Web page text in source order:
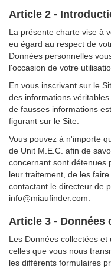
Article 2 -
La présente charte vise à
eu égard au respect de
Données personnelles
l'occasion de votre
En vous inscrivant sur le
des informations
de fausses informations
figurant sur le Site.
Vous pouvez à n'importe
de Unit M.E.C. afin de
concernant sont détenues
leur traitement, de les
contactant le directeur de
info@miaufinder.com.
Article 3 - Données
Les Données collectées
celles que vous nous
les différents formulaires